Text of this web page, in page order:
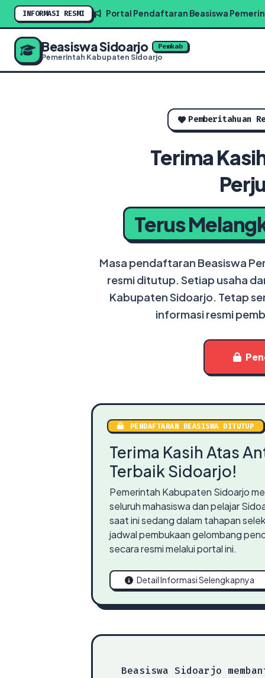
INFORMASI RESMI Portal Pendaftaran Beasiswa
Beasiswa Sidoarjo Pemkab
Pemerintah Kabupaten Sidoarjo
Pemberitahuan
Terima
Terus
Masa pendaftaran Beasiswa
resmi ditutup. Setiap usaha
Kabupaten Sidoarjo. Tetap
informasi resmi
PENDAFTARAN BEASISWA DITUTUP
Terima Kasih Atas
Terbaik Sidoarjo!
Pemerintah Kabupaten Sidoarjo
seluruh mahasiswa dan pelajar
saat ini sedang dalam tahapan
jadwal pembukaan gelombang
secara resmi melalui portal ini.
Detail Informasi Selengkapnya
Beasiswa Sidoarjo